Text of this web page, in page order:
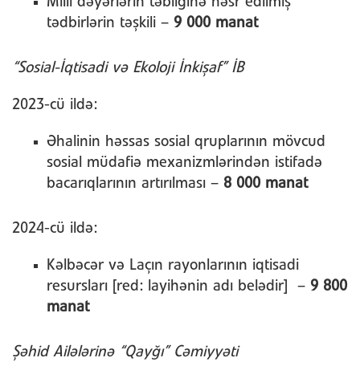
tədbirlərin təşkili – 9 000 manat
“Sosial-İqtisadi və Ekoloji İnkişaf” İB
2023-cü ildə:
Əhalinin həssas sosial qruplarının mövcud
sosial müdafiə mexanizmlərindən istifadə
bacarıqlarının artırılması – 8 000 manat
2024-cü ildə:
Kəlbəcər və Laçın rayonlarının iqtisadi
resursları [red: layihənin adı belədir] – 9 800
manat
Şəhid Ailələrinə “Qayğı” Cəmiyyəti